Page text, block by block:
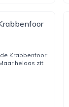
Krabbenfoor:
helaas zit